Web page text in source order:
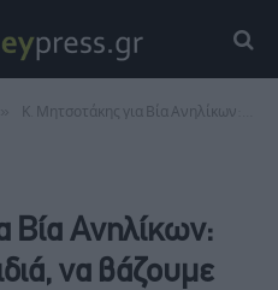
Κ. Μητσοτάκης για Βία Ανηλίκων: Να μιλάμε στα παιδιά, να βάζουμε όρια – Εύκολο να γίνεις γονιός, δύσκολο να είσαι
Βία Ανηλίκων:
να βάζουμε